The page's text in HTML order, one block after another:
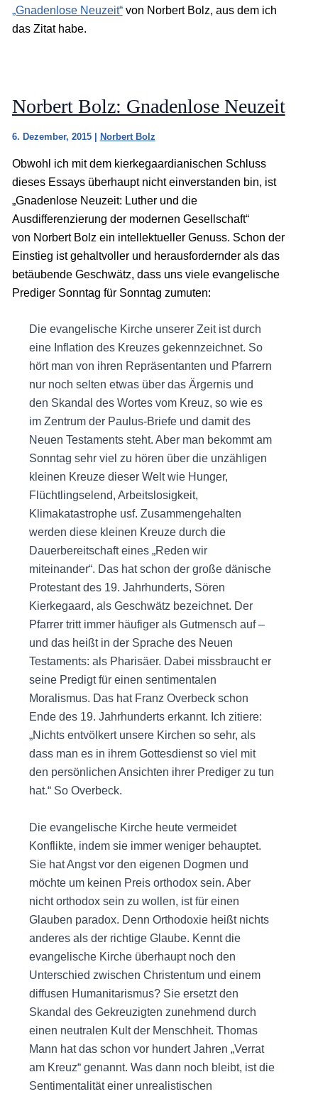
„Gnadenlose Neuzeit“von Norbert Bolz, aus dem ich
das Zitat habe.
Norbert Bolz: Gnadenlose Neuzeit
6. Dezember, 2015 Norbert Bolz
Obwohl ich mit dem kierkegaardianischen Schluss
dieses Essays überhaupt nicht einverstanden bin, ist
„Gnadenlose Neuzeit: Luther und die
Ausdifferenzierung der modernen Gesellschaft“
von Norbert Bolz ein intellektueller Genuss. Schon der
Einstieg ist gehaltvoller und herausfordernder als das
betäubende Geschwätz, dass uns viele evangelische
Prediger Sonntag für Sonntag zumuten:
Die evangelische Kirche unserer Zeit ist durch
eine Inflation des Kreuzes gekennzeichnet. So
hört man von ihren Repräsentanten und Pfarrern
nur noch selten etwas über das Ärgernis und
den Skandal des Wortes vom Kreuz, so wie es
im Zentrum der Paulus-Briefe und damit des
Neuen Testaments steht. Aber man bekommt am
Sonntag sehr viel zu hören über die unzähligen
kleinen Kreuze dieser Welt wie Hunger,
Flüchtlingselend, Arbeitslosigkeit,
Klimakatastrophe usf. Zusammengehalten
werden diese kleinen Kreuze durch die
Dauerbereitschaft eines „Reden wir
miteinander“. Das hat schon der große dänische
Protestant des 19. Jahrhunderts, Sören
Kierkegaard, als Geschwätz bezeichnet. Der
Pfarrer tritt immer häufiger als Gutmensch auf –
und das heißt in der Sprache des Neuen
Testaments: als Pharisäer. Dabei missbraucht er
seine Predigt für einen sentimentalen
Moralismus. Das hat Franz Overbeck schon
Ende des 19. Jahrhunderts erkannt. Ich zitiere:
„Nichts entvölkert unsere Kirchen so sehr, als
dass man es in ihrem Gottesdienst so viel mit
den persönlichen Ansichten ihrer Prediger zu tun
hat.“ So Overbeck.
Die evangelische Kirche heute vermeidet
Konflikte, indem sie immer weniger behauptet.
Sie hat Angst vor den eigenen Dogmen und
möchte um keinen Preis orthodox sein. Aber
nicht orthodox sein zu wollen, ist für einen
Glauben paradox. Denn Orthodoxie heißt nichts
anderes als der richtige Glaube. Kennt die
evangelische Kirche überhaupt noch den
Unterschied zwischen Christentum und einem
diffusen Humanitarismus? Sie ersetzt den
Skandal des Gekreuzigten zunehmend durch
einen neutralen Kult der Menschheit. Thomas
Mann hat das schon vor hundert Jahren „Verrat
am Kreuz“ genannt. Was dann noch bleibt, ist die
Sentimentalität einer unrealistischen